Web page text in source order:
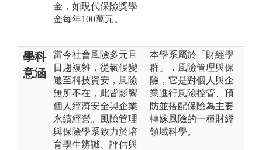
金，如現代保險獎學
金每年100萬元。
學科
意涵
當今社會風險多元且
日趨複雜，從氣候變
遷至科技資安，風險
無所不在，此皆影響
個人經濟安全與企業
永續經營。風險管理
與保險學系致力於培
育學生辨識、評估與
本學系屬於「財經學
群」，風險管理與保
險，它是對個人與企
業進行風險控管、預
防並搭配保險為主要
轉嫁風險的一種財經
領域科學。